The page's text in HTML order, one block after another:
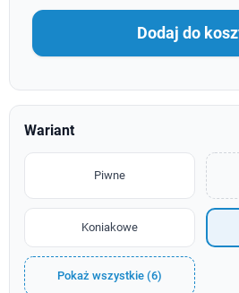
Dodaj do
Wariant
Piwne
Koniakowe
Pokaż wszystkie (6)